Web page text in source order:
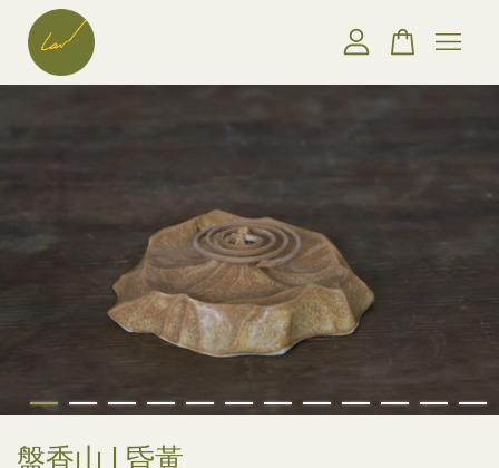
盤香山 | 昏黃
您的購物車目前還是空的。